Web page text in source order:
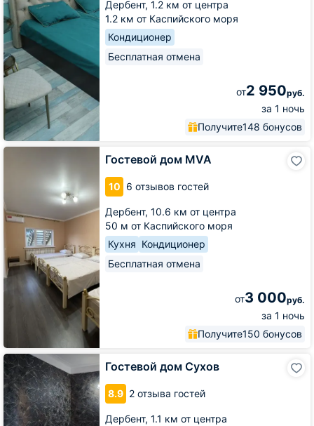
Дербент, 1.2 км от центра
1.2 км от Каспийского моря
Кондиционер
Бесплатная отмена
от2 950руб.
за 1 ночь
Получите148 бонусов
41
Гостевой дом MVA
10 6 отзывов гостей
Дербент, 10.6 км от центра
50 м от Каспийского моря
Кухня Кондиционер
Бесплатная отмена
от3 000руб.
за 1 ночь
Получите150 бонусов
Гостевой
Гостевой дом Сухов
8.9 2 отзыва гостей
Дербент, 1.1 км от центра
Гостевой
дом
Сухов